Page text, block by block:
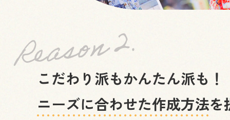
こだわり派もかんたん派も！
ニーズに合わせた作成方法を